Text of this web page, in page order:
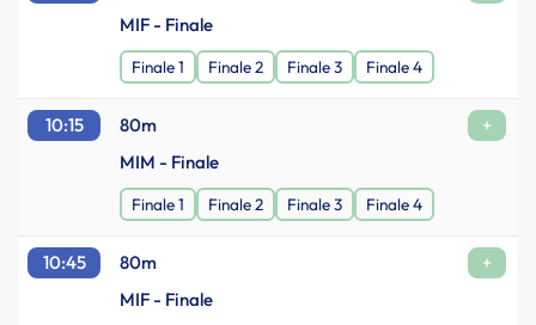
MIF - Finale
Finale 1 Finale 2 Finale 3 Finale 4
10:15 80m
+
MIM - Finale
Finale 1 Finale 2 Finale 3 Finale 4
10:45 80m
+
MIF - Finale